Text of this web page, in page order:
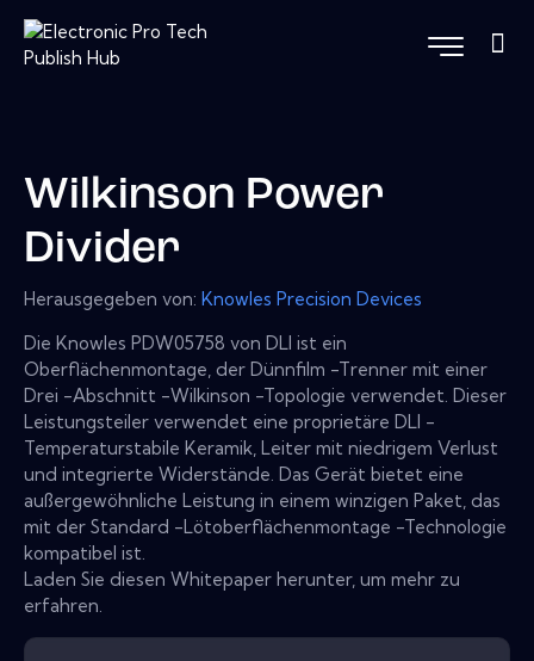
Wilkinson Power
Divider
Herausgegeben von: Knowles Precision Devices
Die Knowles PDW05758 von DLI ist ein
Oberflächenmontage, der Dünnfilm -Trenner mit einer
Drei -Abschnitt -Wilkinson -Topologie verwendet. Dieser
Leistungsteiler verwendet eine proprietäre DLI -
Temperaturstabile Keramik, Leiter mit niedrigem Verlust
und integrierte Widerstände. Das Gerät bietet eine
außergewöhnliche Leistung in einem winzigen Paket, das
mit der Standard -Lötoberflächenmontage -Technologie
kompatibel ist.
Laden Sie diesen Whitepaper herunter, um mehr zu
erfahren.